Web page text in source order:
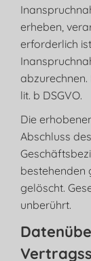
erheben,
erforderlich
abzurechnen.
lit. b DSGVO.
Die
Abschluss
bestehenden
gelöscht.
unberührt.